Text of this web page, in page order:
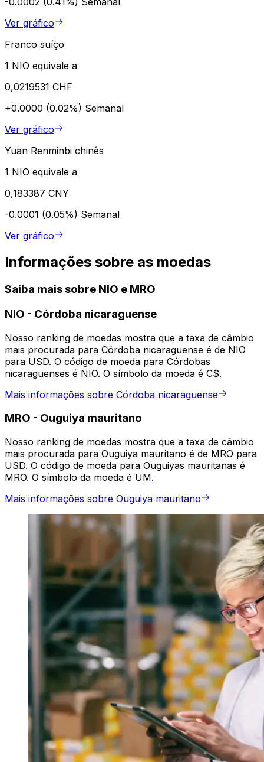
Ver gráfico
Franco suíço
1 NIO equivale a
0,0219531 CHF
+0.0000 (0.02%) Semanal
Ver gráfico
Yuan Renminbi chinês
1 NIO equivale a
0,183387 CNY
-0.0001 (0.05%) Semanal
Ver gráfico
Informações sobre as moedas
Saiba mais sobre NIO e MRO
NIO - Córdoba nicaraguense
Nosso ranking de moedas mostra que a taxa de câmbio
mais procurada para Córdoba nicaraguense é de NIO
para USD. O código de moeda para Córdobas
nicaraguenses é NIO. O símbolo da moeda é C$.
Mais informações sobre Córdoba nicaraguense
MRO - Ouguiya mauritano
Nosso ranking de moedas mostra que a taxa de câmbio
mais procurada para Ouguiya mauritano é de MRO para
USD. O código de moeda para Ouguiyas mauritanas é
MRO. O símbolo da moeda é UM.
Mais informações sobre Ouguiya mauritano